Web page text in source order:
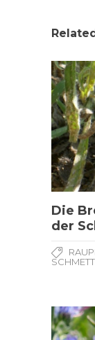
Die
der